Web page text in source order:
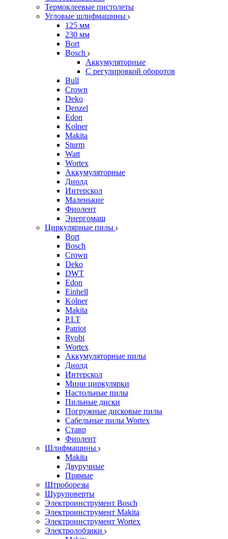
Термоклеевые пистолеты
Угловые шлифмашины
125 мм
230 мм
Bort
Bosch
Аккумуляторные
С регулировкой оборотов
Bull
Crown
Deko
Denzel
Edon
Kolner
Makita
Sturm
Watt
Wortex
Аккумуляторные
Диолд
Интерскол
Маленькие
Фиолент
Энергомаш
Циркулярные пилы
Bort
Bosch
Crown
Deko
DWT
Edon
Einhell
Kolner
Makita
P.I.T
Patriot
Ryobi
Wortex
Аккумуляторные пилы
Диолд
Интерскол
Мини циркулярки
Настольные пилы
Пильные диски
Погружные дисковые пилы
Сабельные пилы Wortex
Ставр
Фиолент
Шлифмашины
Makita
Двуручные
Прямые
Штроборезы
Шуруповерты
Электроинструмент Bosch
Электроинструмент Makita
Электроинструмент Wortex
Электролобзики